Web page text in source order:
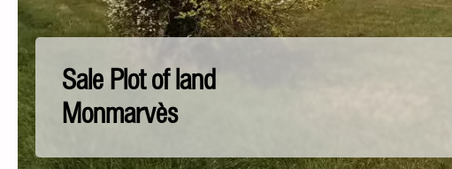
Sale Plot of land
Monmarvès